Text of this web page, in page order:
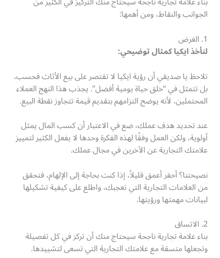
الجوانب والنقاط، ومن أهمها:
1. الغرض
لنأخذ ايكيا كمثال توضيحي:
تلاحظ يا صديقي أن رؤية ايكيا لا تقتصر على بيع الأثاث فحسب،
بل تتمثل في “خلق حياة يومية أفضل”. يجذب هذا النهج العملاء
المحتملين، لأنه يوضح التزامهم بتقديم قيمة تتجاوز نقطة البيع.
عند تحديد هدف عملك، ضع في الاعتبار أن كسب المال يمثل
أولوية، ولكن العمل وفقًا لهذه الفكرة وحدها لا يفعل الكثير لتمييز
علامتك التجارية عن الآخرين في مجال عملك.
نصيحتنا؟ أحفر أعمق قليلاً، إذا كنت بحاجة إلى الإلهام، فتحقق
من العلامات التجارية التي تعجبك، واطلع على كيفية تشكيلها
لبيانات مهمتها ورؤيتها.
2. الاتساق
بناء علامة تجارية ناجحة سيحتاج منك أن تركز في كل تفصيلة
وتجعلها متسقة مع علامتك التجارية التي تسعى لتشييدها.